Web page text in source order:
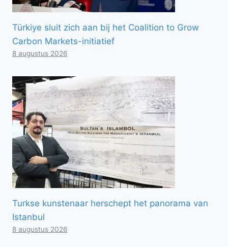
Türkiye sluit zich aan bij het Coalition to Grow
Carbon Markets-initiatief
8 augustus 2026
Turkse kunstenaar herschept het panorama van
Istanbul
8 augustus 2026